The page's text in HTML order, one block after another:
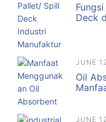
Deck
JUNE
Oil
JUNE